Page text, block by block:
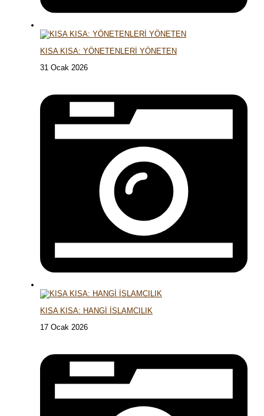
KISA KISA: YÖNETENLERİ YÖNETEN
31 Ocak 2026
KISA KISA: HANGİ İSLAMCILIK
17 Ocak 2026